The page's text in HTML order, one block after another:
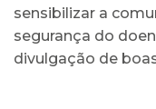
sensibilizar a
segurança do
divulgação de